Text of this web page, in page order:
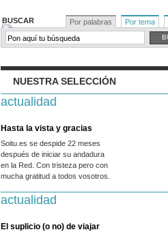
BUSCAR Por palabras Por tema
NUESTRA SELECCIÓN
actualidad
Hasta la vista y gracias
Soitu.es se despide 22 meses
después de iniciar su andadura
en la Red. Con tristeza pero con
mucha gratitud a todos vosotros.
actualidad
El suplicio (o no) de viajar